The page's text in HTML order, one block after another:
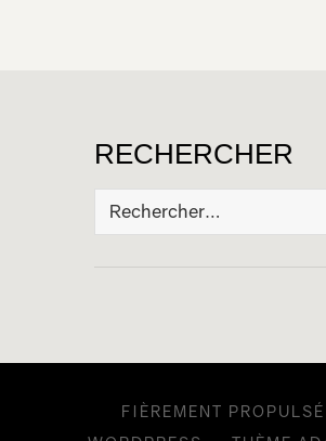
RECHERCHER
Rechercher :
FIÈREMENT PROPULSÉ